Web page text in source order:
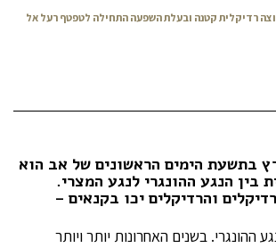
רדיקלית קטנה ובעלת השפעה התחילה לטפטף רעל אל
בתשעת הימים הראשונים של אב הוא
בין הנגע ההונגרי לנגע המצרי.
והרדיקלים יכו בקנאים –
ההונגרי. בשנים האחרונות יותר ויותר